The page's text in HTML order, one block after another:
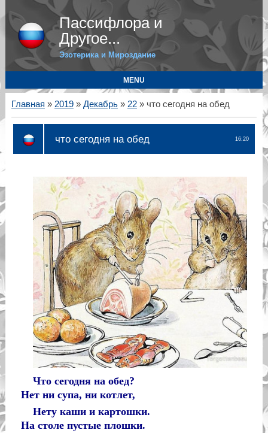
Пассифлора и
Другое...
Эзотерика и Мироздание
MENU
Главная » 2019 » Декабрь » 22» что сегодня на обед
16:20
что сегодня на обед
Что сегодня на обед?
Нет ни супа, ни котлет,
Нету каши и картошки.
На столе пустые плошки.